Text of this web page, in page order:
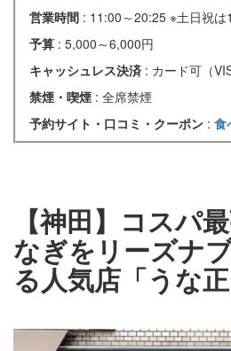
営業時間 : 11:00～20:25 ※土日祝は
予算 : 5,000～6,000円
キャッシュレス決済 : カード可（
禁煙・喫煙 : 全席禁煙
予約サイト・口コミ・クーポン : 食
【神田】コスパ
なぎをリーズナ
る人気店「うな正